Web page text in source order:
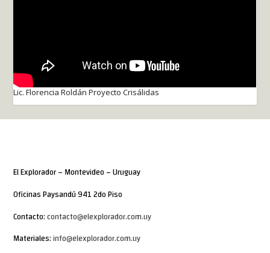
Lic. Florencia Roldán Proyecto Crisálidas
El Explorador – Montevideo – Uruguay
Oficinas Paysandú 941 2do Piso
Contacto:contacto@elexplorador.com.uy
Materiales:info@elexplorador.com.uy